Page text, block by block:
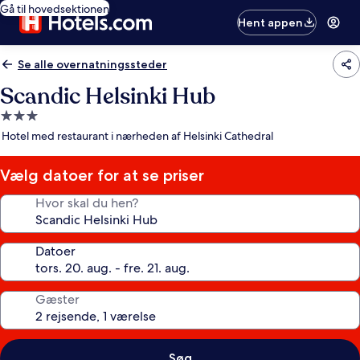
Gå til hovedsektionen
Hent appen
Se alle overnatningssteder
Scandic Helsinki Hub
3.0-
stjernet
Hotel med restaurant i nærheden af Helsinki Cathedral
Vælg datoer for at se priser
Hvor skal du hen?
Datoer
Gæster